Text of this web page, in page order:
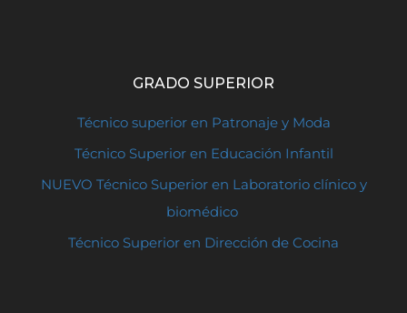
GRADO SUPERIOR
Técnico superior en Patronaje y Moda
Técnico Superior en Educación Infantil
NUEVO Técnico Superior en Laboratorio clínico y
biomédico
Técnico Superior en Dirección de Cocina